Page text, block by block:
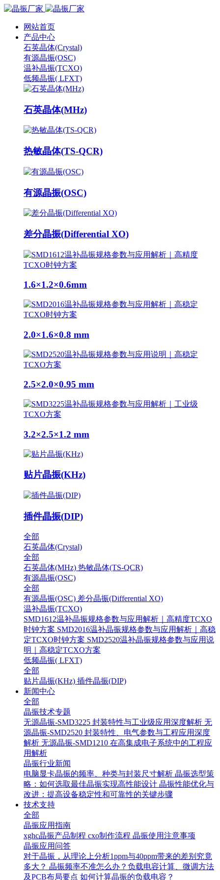
网站首页
产品中心
石英晶体(Crystal)
有源晶振(OSC)
温补晶振(TCXO)
低频晶振( LFXT)
石英晶体(MHz)
热敏晶体(TS-QCR)
有源晶振(OSC)
差分晶振(Differential XO)
1.6×1.2×0.6mm
2.0×1.6×0.8 mm
2.5×2.0×0.95 mm
3.2×2.5×1.2 mm
贴片晶振(KHz)
插件晶振(DIP)
全部
石英晶体(Crystal)
全部
石英晶体(MHz) 热敏晶体(TS-QCR)
有源晶振(OSC)
全部
有源晶振(OSC) 差分晶振(Differential XO)
温补晶振(TCXO)
SMD1612温补晶振规格参数与应用解析｜高精度TCXO
时钟方案 SMD2016温补晶振规格参数与应用解析｜高稳
定TCXO时钟方案 SMD2520温补晶振规格参数与应用说
明｜高稳定TCXO方案
低频晶振( LFXT)
全部
贴片晶振(KHz) 插件晶振(DIP)
新闻中心
全部
晶振技术专题
无源晶振-SMD3225 封装特性与工业级应用深度解析 无
源晶振-SMD2520 封装特性、电气参数与工程应用深度
解析 无源晶振-SMD1210 在高集成电子系统中的工程应
用解析
晶振行业新闻
电脑显卡晶振的频率、种类与封装尺寸解析 晶振选型策
略：如何选取最佳晶振实现高性能设计 晶振性能优化与
改进：提高设备稳定性和可靠性的关键步骤
技术支持
全部
晶振应用指南
xghc晶振产品制程 cxo制作流程 晶振使用注意事项
晶振应用问答
对于晶振，从理论上分析1ppm与40ppm带来的差别究竟
多大？ 晶振频率不准怎么办？负载电容计算、微调方法
及PCB布局要点 如何计算晶振的负载电容？